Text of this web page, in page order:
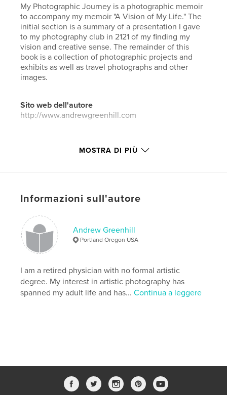
My Photographic Journey is a photographic memoir
to accompany my memoir "A Vision of My Life." The
initial section is a summary of a presentation I gave
to my photography club in 2121 of my finding my
vision and creative sense. The remainder of this
book is a collection of photographic projects and
exhibits as well as travel photographs and other
images.
Sito web dell'autore
http://www.andrewgreenhill.com
Funzionalità e dettagli
Formato del progetto:Verticale standard, 20×25 cm
Data di pubblicazione: lug 05, 2026
Lingua
English
Hobby to Art , photographic journey
MOSTRA DI PIÙ
Informazioni sull'autore
Andrew Greenhill
Portland Oregon USA
I am a retired physician with no formal artistic
degree. My interest in artistic photography has
spanned my adult life and has...Continua a leggere